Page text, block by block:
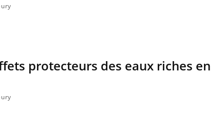
protecteurs des eaux riches en